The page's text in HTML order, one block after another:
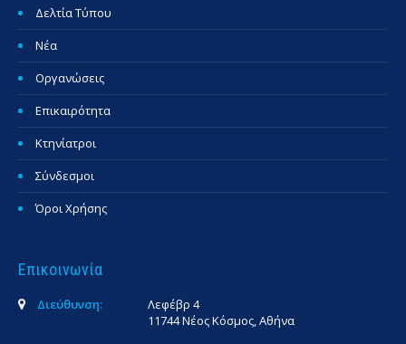
Δελτία Τύπου
Νέα
Οργανώσεις
Επικαιρότητα
Κτηνίατροι
Σύνδεσμοι
Όροι Χρήσης
Επικοινωνία
Διεύθυνση:
Λεφέβρ 4
11744 Νέος Κόσμος, Αθήνα